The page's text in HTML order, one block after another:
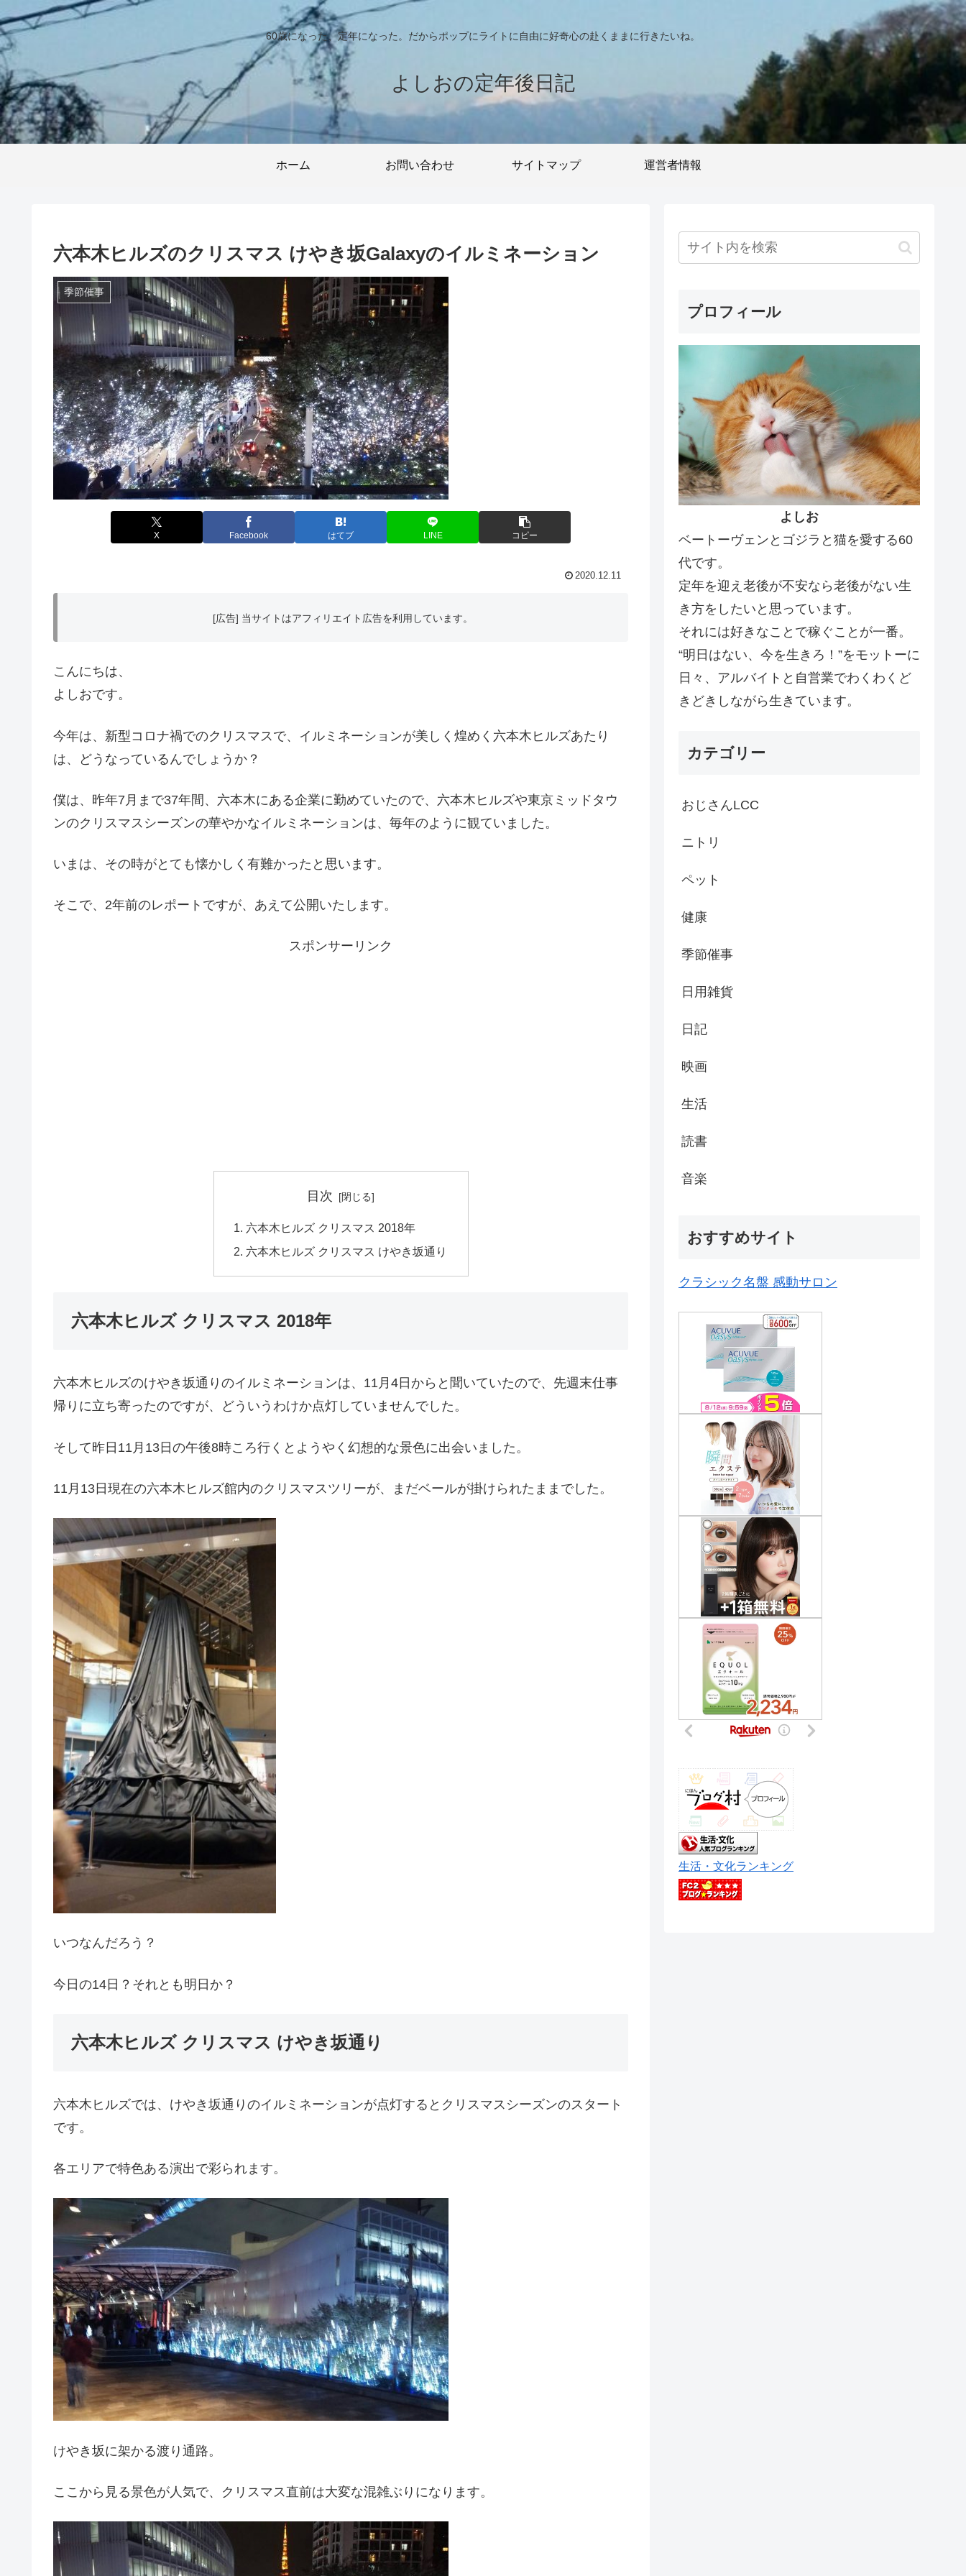
60歳になった、定年になった。だからポップにライトに自由に好奇心の赴くままに行きたいね。
よしおの定年後日記
ホーム お問い合わせ サイトマップ 運営者情報
六本木ヒルズのクリスマス けやき坂Galaxyのイルミネーション
季節催事
X Facebook はてブ LINE コピー
2020.12.11
[広告] 当サイトはアフィリエイト広告を利用しています。
こんにちは、
よしおです。
今年は、新型コロナ禍でのクリスマスで、イルミネーションが美しく煌めく六本木ヒルズあたり
は、どうなっているんでしょうか？
僕は、昨年7月まで37年間、六本木にある企業に勤めていたので、六本木ヒルズや東京ミッドタウ
ンのクリスマスシーズンの華やかなイルミネーションは、毎年のように観ていました。
いまは、その時がとても懐かしく有難かったと思います。
そこで、2年前のレポートですが、あえて公開いたします。
スポンサーリンク
目次
六本木ヒルズ クリスマス 2018年
六本木ヒルズ クリスマス けやき坂通り
六本木ヒルズ クリスマス 2018年
六本木ヒルズのけやき坂通りのイルミネーションは、11月4日からと聞いていたので、先週末仕事
帰りに立ち寄ったのですが、どういうわけか点灯していませんでした。
そして昨日11月13日の午後8時ころ行くとようやく幻想的な景色に出会いました。
11月13日現在の六本木ヒルズ館内のクリスマスツリーが、まだベールが掛けられたままでした。
いつなんだろう？
今日の14日？それとも明日か？
六本木ヒルズ クリスマス けやき坂通り
六本木ヒルズでは、けやき坂通りのイルミネーションが点灯するとクリスマスシーズンのスタート
です。
各エリアで特色ある演出で彩られます。
けやき坂に架かる渡り通路。
ここから見る景色が人気で、クリスマス直前は大変な混雑ぶりになります。
プロフィール
よしお
ベートーヴェンとゴジラと猫を愛する60
代です。
定年を迎え老後が不安なら老後がない生
き方をしたいと思っています。
それには好きなことで稼ぐことが一番。
“明日はない、今を生きろ！”をモットーに
日々、アルバイトと自営業でわくわくど
きどきしながら生きています。
カテゴリー
おじさんLCC
ニトリ
ペット
健康
季節催事
日用雑貨
日記
映画
生活
読書
音楽
おすすめサイト
クラシック名盤 感動サロン
生活・文化ランキング